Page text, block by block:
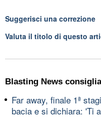
Suggerisci una correzione
Valuta il titolo di questo
Blasting News consiglia
Far away, finale 1ª
bacia e si dichiara: 'Ti